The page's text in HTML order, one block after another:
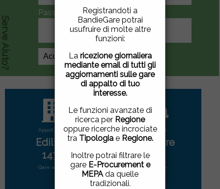
Questo sito utilizza
cookie di terze parti per
migliorare la tua
esperienza di utilizzo. Se
vuoi saperne di più
qui .
Chiudendo questa
finestra, scorrendo questa
pagina, cliccando su un
link o proseguendo la
navigazione in altra
maniera, acconsenti
all'uso dei cookie.
ACCETTO |NON
ACCETTO
Registrandoti a
BandieGare potrai
usufruire di molte altre
funzioni:
La ricezione giornaliera
mediante email di tutti gli
aggiornamenti sulle gare
di appalto di tuo
interesse.
Le funzioni avanzate di
ricerca per Regione
oppure ricerche incrociate
tra Tipologiae Regione.
Inoltre potrai filtrare le
gare E-Procurement e
MEPAda quelle
tradizionali.
Password
Crea Account
Serve Aiuto?
Appalti per:
Edilizia
1471
Gare attive
Appalti per:
Forniture
2808
Gare attive